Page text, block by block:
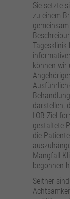
Sie setzte
zu einem
Tagesklinik
können wir
darstellen,
LOB-Ziel
gestaltete
die
Mangfall-
begonnen
Seither